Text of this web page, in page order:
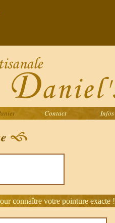
Contact Infos
connaître votre pointure exacte !